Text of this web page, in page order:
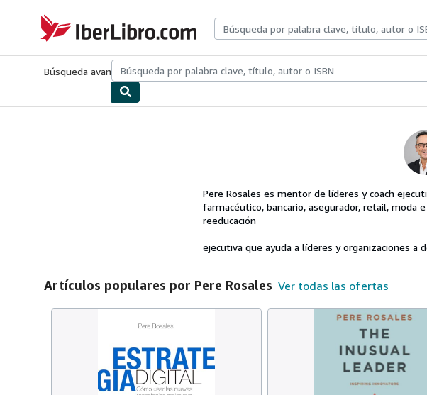
IberLibro.com
Búsqueda avanzadaColecciones Libros antiguosArte y coleccionismo
Pere Rosales es mentor de líderes y coach
farmacéutico, bancario, asegurador, retail, moda
reeducación
ejecutiva que ayuda a líderes y organizaciones a
Artículos populares por Pere Rosales Ver todas las ofertas